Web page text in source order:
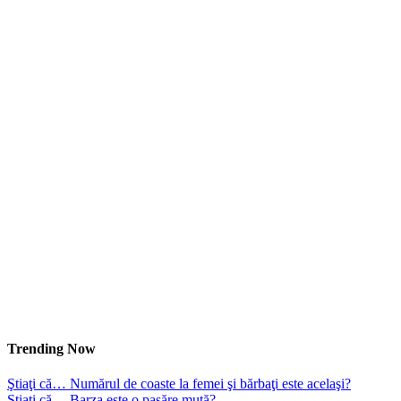
Trending Now
Ştiaţi că… Numărul de coaste la femei şi bărbaţi este acelaşi?